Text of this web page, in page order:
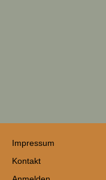
Impressum
Kontakt